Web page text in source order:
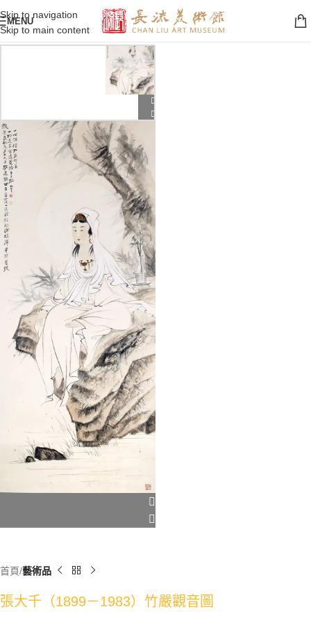
Skip to navigation
Skip to main content
MENU
首頁 藝術品
張大千（1899－1983）竹嚴觀音圖